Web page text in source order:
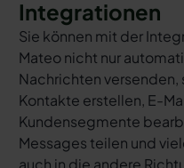
Integrationen
Sie können mit der
Mateo nicht nur
Nachrichten
Kontakte erstellen, E-
Kundensegmente
Messages teilen und
auch in die andere